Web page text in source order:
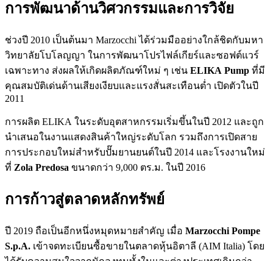
การพัฒนาด้านวิศวกรรมและการวิจัย
ช่วงปี 2010 เป็นต้นมา Marzocchi ได้ร่วมมืออย่างใกล้ชิดกับมหา
วิทยาลัยโบโลญญา ในการพัฒนาโปรไฟล์เกียร์และซอฟต์แวร์
เฉพาะทาง ส่งผลให้เกิดผลิตภัณฑ์ใหม่ ๆ เช่น ELIKA Pump ที่มี
คุณสมบัติเด่นด้านเสียงเงียบและแรงสั่นสะเทือนต่ำ เปิดตัวในปี
2011
การผลิต ELIKA ในระดับอุตสาหกรรมเริ่มขึ้นในปี 2012 และถูก
นำเสนอในงานแสดงสินค้าใหญ่ระดับโลก รวมถึงการเปิดสาย
การประกอบใหม่สำหรับปั๊มยานยนต์ในปี 2014 และโรงงานใหม่
ที่ Zola Predosa ขนาดกว่า 9,000 ตร.ม. ในปี 2016
การก้าวสู่ตลาดหลักทรัพย์
ปี 2019 ถือเป็นอีกหนึ่งหมุดหมายสำคัญ เมื่อ Marzocchi Pompe
S.p.A. เข้าจดทะเบียนซื้อขายในตลาดหุ้นอิตาลี (AIM Italia) โดย